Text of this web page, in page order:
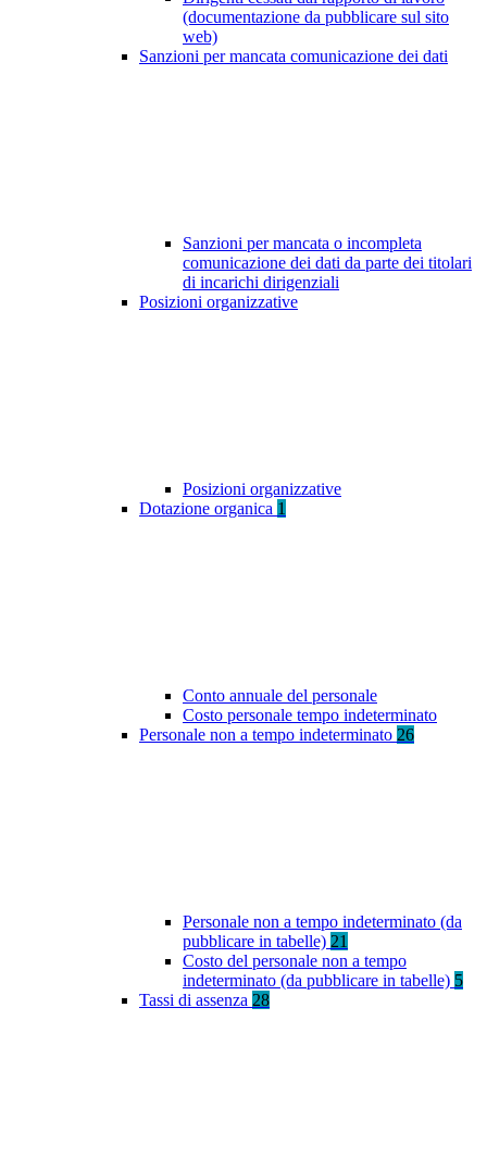
(documentazione da pubblicare sul sito
web)
Sanzioni per mancata comunicazione dei dati
Sanzioni per mancata o incompleta
comunicazione dei dati da parte dei titolari
di incarichi dirigenziali
Posizioni organizzative
Posizioni organizzative
Dotazione organica 1
Conto annuale del personale
Costo personale tempo indeterminato
Personale non a tempo indeterminato 26
Personale non a tempo indeterminato (da
pubblicare in tabelle) 21
Costo del personale non a tempo
indeterminato (da pubblicare in tabelle) 5
Tassi di assenza 28